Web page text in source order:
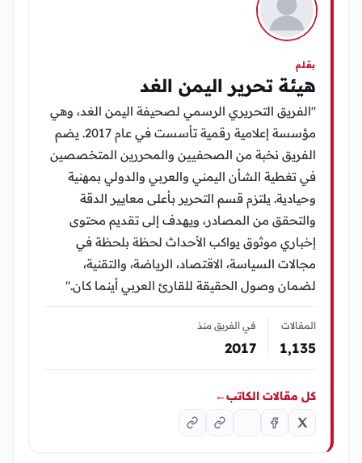
بقلم
هيئة تحرير اليمن الغد
"الفريق التحريري الرسمي لصحيفة اليمن الغد، وهي
مؤسسة إعلامية رقمية تأسست في عام 2017. يضم
الفريق نخبة من الصحفيين والمحررين المتخصصين
في تغطية الشأن اليمني والعربي والدولي بمهنية
وحيادية. يلتزم قسم التحرير بأعلى معايير الدقة
والتحقق من المصادر، ويهدف إلى تقديم محتوى
إخباري موثوق يواكب الأحداث لحظة بلحظة في
مجالات السياسة، الاقتصاد، الرياضة، والتقنية،
لضمان وصول الحقيقة للقارئ العربي أينما كان."
المقالات
1٬135
في الفريق منذ
2017
كل مقالات الكاتب←